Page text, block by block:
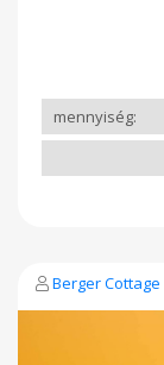
Berger Cottage